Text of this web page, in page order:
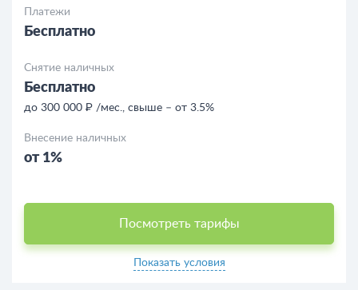
Платежи
Бесплатно
Снятие наличных
Бесплатно
до 300 000 ₽ /мес., свыше – от 3.5%
Внесение наличных
от 1%
Посмотреть тарифы
Показать условия